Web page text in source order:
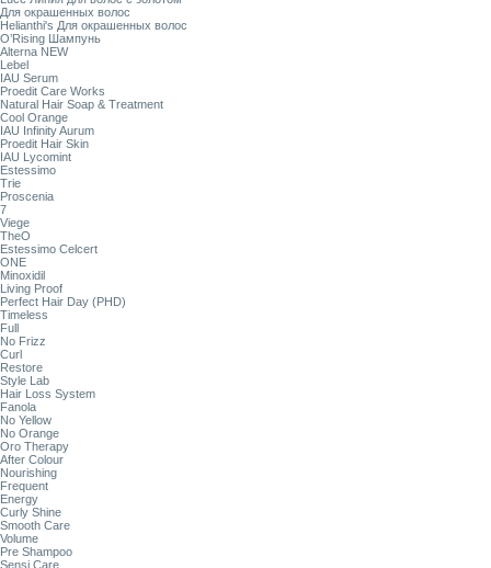
Для окрашенных волос
Helianthi's Для окрашенных волос
O’Rising Шампунь
Alterna NEW
Lebel
IAU Serum
Proedit Care Works
Natural Hair Soap & Treatment
Cool Orange
IAU Infinity Aurum
Proedit Hair Skin
IAU Lycomint
Estessimo
Trie
Proscenia
7
Viege
TheO
Estessimo Celcert
ONE
Minoxidil
Living Proof
Perfect Hair Day (PHD)
Timeless
Full
No Frizz
Curl
Restore
Style Lab
Hair Loss System
Fanola
No Yellow
No Orange
Oro Therapy
After Colour
Nourishing
Frequent
Energy
Curly Shine
Smooth Care
Volume
Pre Shampoo
Sensi Care